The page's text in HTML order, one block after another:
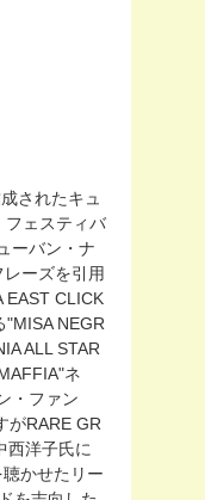
されたキュ
フェスティバ
ーバン・ナ
ーズを引用
EAST CLICK
NEGR
ALL STAR
ネ
・ファン
がRARE GR
西洋子氏に
かせたリー